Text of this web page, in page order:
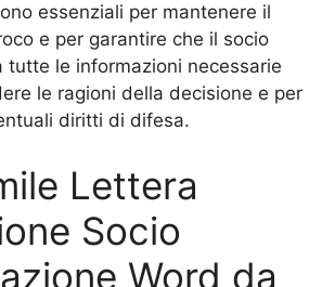
essenziali per mantenere il
e per garantire che il socio
tutte le informazioni necessarie
le ragioni della decisione e per
diritti di difesa.
Lettera
Socio
Word da